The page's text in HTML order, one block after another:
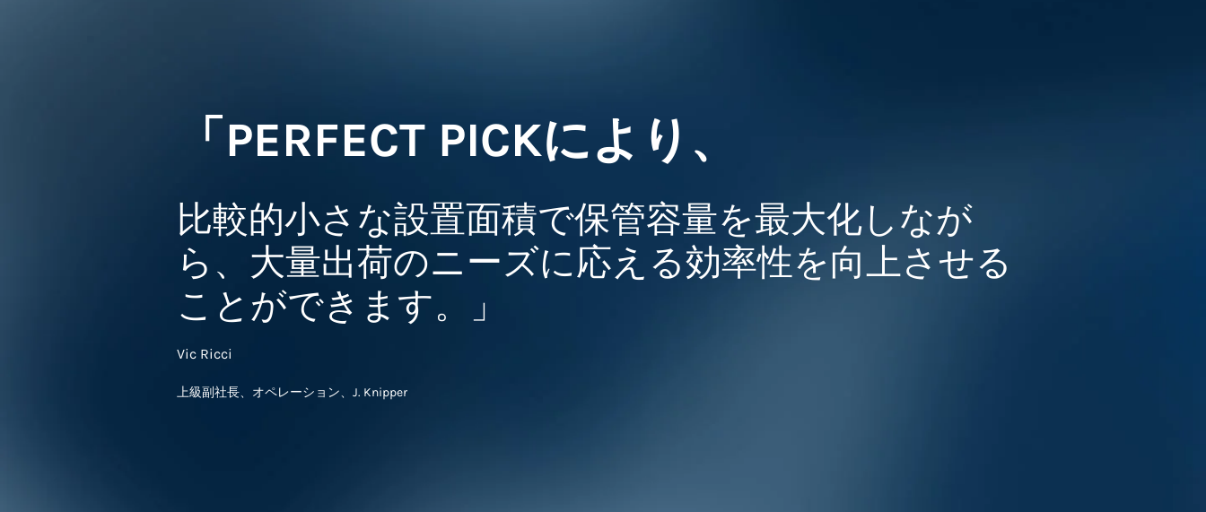
「PERFECT PICKにより、
比較的小さな設置面積で保管容量を最大化しなが
ら、大量出荷のニーズに応える効率性を向上させる
ことができます。」
Vic Ricci
上級副社長、オペレーション、J. Knipper